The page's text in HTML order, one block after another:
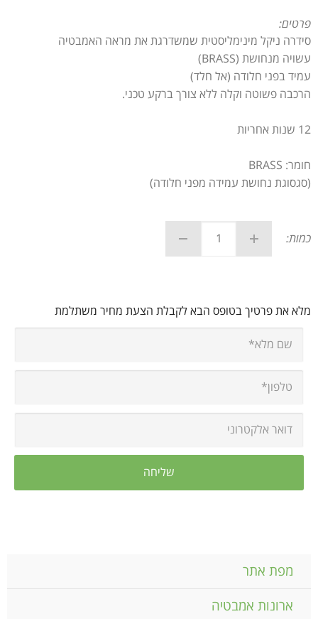
פרטים:
סידרה ניקל מינימליסטית שמשדרגת את מראה האמבטיה
עשויה מנחושת (BRASS)
עמיד בפני חלודה (אל חלד)
הרכבה פשוטה וקלה ללא צורך ברקע טכני.
12 שנות אחריות
חומר: BRASS
(סגסוגת נחושת עמידה מפני חלודה)
כמות:
מלא את פרטיך בטופס הבא לקבלת הצעת מחיר משתלמת
מפת אתר
ארונות אמבטיה